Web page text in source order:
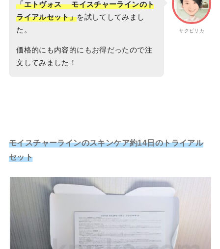
サクピリカ
「エトヴォス モイスチャーラインのト
ライアルセット」を試してしてみまし
た。
価格的にも内容的にもお得だったので注
文してみました！
モイスチャーラインのスキンケア約14日のトライアル
セット